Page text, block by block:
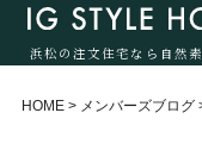
浜松の注文住宅なら自然
HOME > メンバーズブログ